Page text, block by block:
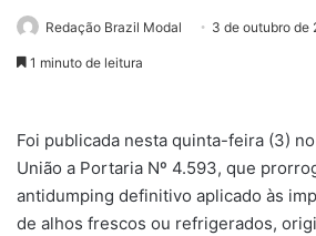
Redação Brazil Modal 3 de outubro de
1 minuto de leitura
Foi publicada nesta quinta-feira (3)
União a Portaria Nº 4.593, que
antidumping definitivo aplicado às
de alhos frescos ou refrigerados,